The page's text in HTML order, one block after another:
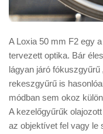
A Loxia 50 mm F2 egy
tervezett optika. Bár
lágyan járó fókuszgyűrű
rekeszgyűrű is
módban sem okoz
A kezelőgyűrűk
az objektívet fel vagy le